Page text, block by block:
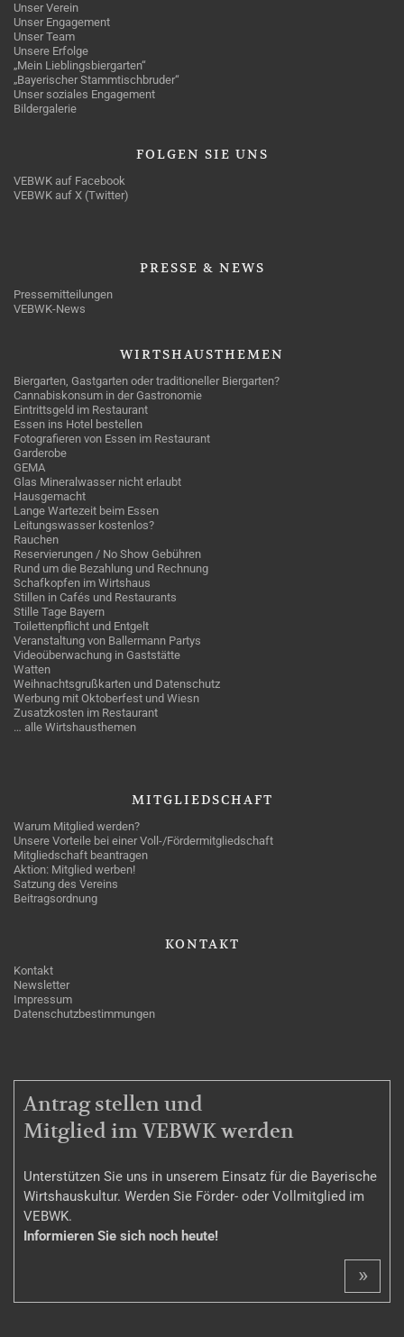
Unser Verein
Unser Engagement
Unser Team
Unsere Erfolge
„Mein Lieblingsbiergarten“
„Bayerischer Stammtischbruder“
Unser soziales Engagement
Bildergalerie
FOLGEN SIE UNS
VEBWK auf Facebook
VEBWK auf X (Twitter)
PRESSE & NEWS
Pressemitteilungen
VEBWK-News
WIRTSHAUSTHEMEN
Biergarten, Gastgarten oder traditioneller Biergarten?
Cannabiskonsum in der Gastronomie
Eintrittsgeld im Restaurant
Essen ins Hotel bestellen
Fotografieren von Essen im Restaurant
Garderobe
GEMA
Glas Mineralwasser nicht erlaubt
Hausgemacht
Lange Wartezeit beim Essen
Leitungswasser kostenlos?
Rauchen
Reservierungen / No Show Gebühren
Rund um die Bezahlung und Rechnung
Schafkopfen im Wirtshaus
Stillen in Cafés und Restaurants
Stille Tage Bayern
Toilettenpflicht und Entgelt
Veranstaltung von Ballermann Partys
Videoüberwachung in Gaststätte
Watten
Weihnachtsgrußkarten und Datenschutz
Werbung mit Oktoberfest und Wiesn
Zusatzkosten im Restaurant
… alle Wirtshausthemen
MITGLIEDSCHAFT
Warum Mitglied werden?
Unsere Vorteile bei einer Voll-/Fördermitgliedschaft
Mitgliedschaft beantragen
Aktion: Mitglied werben!
Satzung des Vereins
Beitragsordnung
KONTAKT
Kontakt
Newsletter
Impressum
Datenschutzbestimmungen
MITGLIEDSCHAFT
Antrag stellen und
Mitglied im VEBWK werden
Unterstützen Sie uns in unserem Einsatz für die Bayerische
Wirtshauskultur. Werden Sie Förder- oder Vollmitglied im
VEBWK.
Informieren Sie sich noch heute!
»